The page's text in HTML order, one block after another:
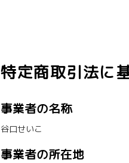
特定商取引法に
事業者の名称
谷口せいこ
事業者の所在地